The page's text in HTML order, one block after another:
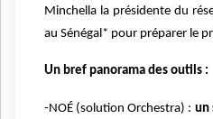
Minchella la présidente du
au Sénégal* pour préparer le
Un bref panorama des outils :
-NOÉ (solution Orchestra) : un